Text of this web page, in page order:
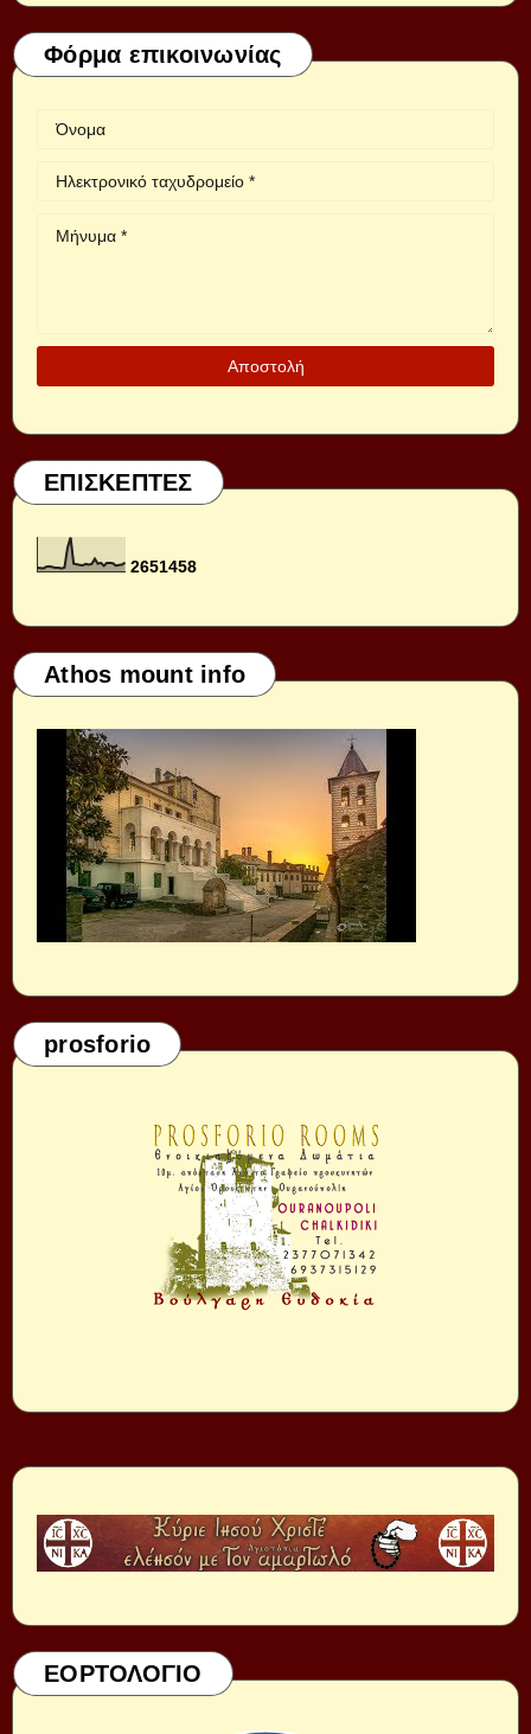
Φόρμα επικοινωνίας
ΕΠΙΣΚΕΠΤΕΣ
2651458
Athos mount info
prosforio
ΕΟΡΤΟΛΟΓΙΟ